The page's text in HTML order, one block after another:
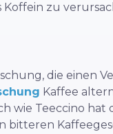
Koffein zu
die einen
Kaffee
wie Teeccino hat
bitteren